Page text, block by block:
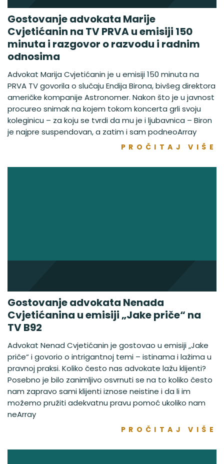
Gostovanje advokata Marije
Cvjetićanin na TV PRVA u emisiji 150
minuta i razgovor o razvodu i radnim
odnosima
Advokat Marija Cvjetićanin je u emisiji 150 minuta na
PRVA TV govorila o slučaju Endija Birona, bivšeg direktora
američke kompanije Astronomer. Nakon što je u javnost
procureo snimak na kojem tokom koncerta grli svoju
koleginicu – za koju se tvrdi da mu je i ljubavnica – Biron
je najpre suspendovan, a zatim i sam podneoArray
PROČITAJ VIŠE
Gostovanje advokata Nenada
Cvjetićanina u emisiji „Jake priče“ na
TV B92
Advokat Nenad Cvjetićanin je gostovao u emisiji „Jake
priče“ i govorio o intrigantnoj temi – istinama i lažima u
pravnoj praksi. Koliko često nas advokate lažu klijenti?
Posebno je bilo zanimljivo osvrnuti se na to koliko često
nam zapravo sami klijenti iznose neistine i da li im
možemo pružiti adekvatnu pravu pomoć ukoliko nam
neArray
PROČITAJ VIŠE